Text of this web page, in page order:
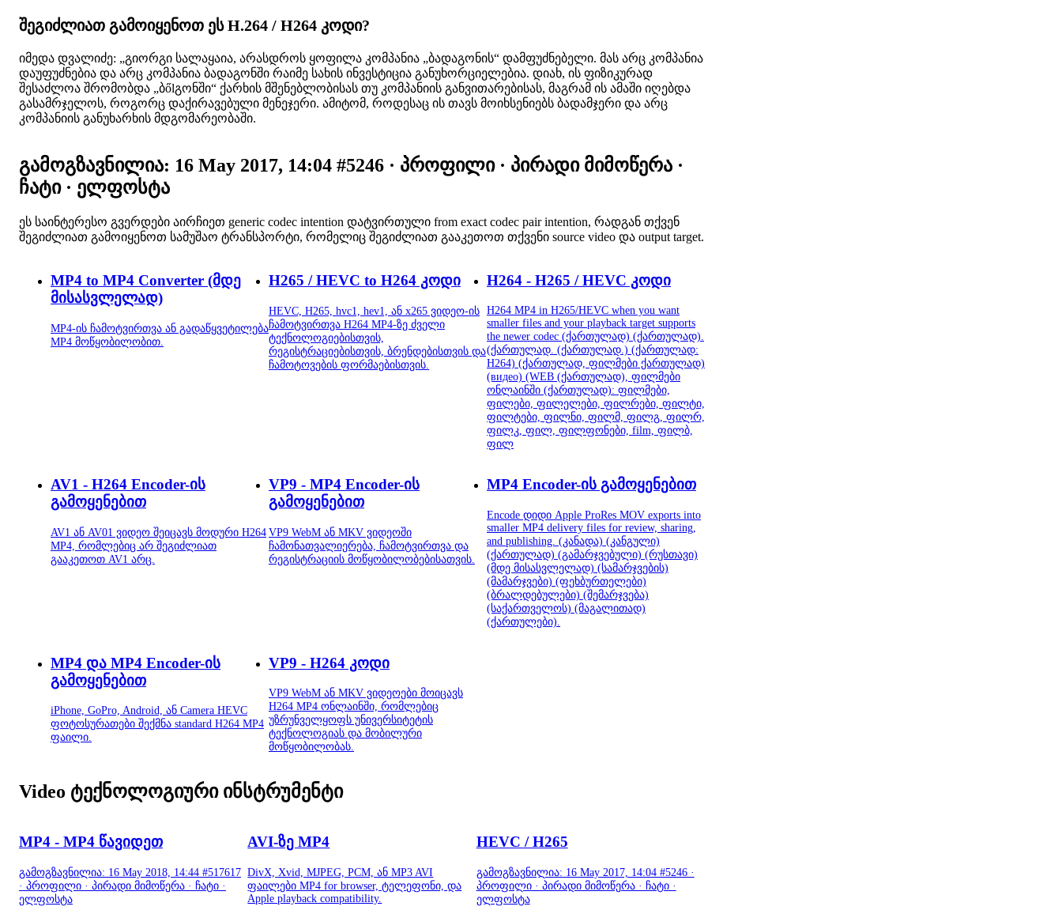
შეგიძლიათ გამოიყენოთ ეს H.264 / H264 კოდი?
იმედა დვალიძე: „გიორგი სალაყაია, არასდროს ყოფილა კომპანია „ბადაგონის“ დამფუძნებელი. მას არც კომპანია
დაუფუძნებია და არც კომპანია ბადაგონში რაიმე სახის ინვესტიცია განუხორციელებია. დიახ, ის ფიზიკურად
შესაძლოა შრომობდა „ბőlგონში“ ქარხის მშენებლობისას თუ კომპანიის განვითარებისას, მაგრამ ის ამაში იღებდა
გასამრჯელოს, როგორც დაქირავებული მენეჯერი. ამიტომ, როდესაც ის თავს მოიხსენიებს ბადამჯერი და არც
კომპანიის განუხარხის მდგომარეობაში.
გამოგზავნილია: 16 May 2017, 14:04 #5246 · პროფილი · პირადი მიმოწერა ·
ჩატი · ელფოსტა
ეს საინტერესო გვერდები აირჩიეთ generic codec intention დატვირთული from exact codec pair intention, რადგან თქვენ
შეგიძლიათ გამოიყენოთ სამუშაო ტრანსპორტი, რომელიც შეგიძლიათ გააკეთოთ თქვენი source video და output target.
MP4 to MP4 Converter (მდე
მისასვლელად)
MP4-ის ჩამოტვირთვა ან გადაწყვეტილება
MP4 მოწყობილობით.
H265 / HEVC to H264 კოდი
HEVC, H265, hvc1, hev1, ან x265 ვიდეო-ის
ჩამოტვირთვა H264 MP4-ზე ძველი
ტექნოლოგიებისთვის,
რეგისტრაციებისთვის, ბრენდებისთვის და
ჩამოტოვების ფორმაებისთვის.
H264 - H265 / HEVC კოდი
H264 MP4 in H265/HEVC when you want
smaller files and your playback target supports
the newer codec (ქართულად) (ქართულად).
(ქართულად. (ქართულად.) (ქართულად:
H264) (ქართულად, ფილმები ქართულად)
(видео) (WEB (ქართულად), ფილმები
ონლაინში (ქართულად): ფილმები,
ფილები, ფილელები, ფილრები, ფილტი,
ფილტები, ფილნი, ფილმ, ფილგ, ფილრ,
ფილკ, ფილ, ფილფონები, film, ფილბ,
ფილ
AV1 - H264 Encoder-ის
გამოყენებით
AV1 ან AV01 ვიდეო შეიცავს მოდური H264
MP4, რომლებიც არ შეგიძლიათ
გააკეთოთ AV1 არც.
VP9 - MP4 Encoder-ის
გამოყენებით
VP9 WebM ან MKV ვიდეოში
ჩამონათვალიერება, ჩამოტვირთვა და
რეგისტრაციის მოწყობილობებისათვის.
MP4 Encoder-ის გამოყენებით
Encode დიდი Apple ProRes MOV exports into
smaller MP4 delivery files for review, sharing,
and publishing. (კანადა) (კანგული)
(ქართულად) (გამარჯვებული) (რუსთავი)
(მდე მისასვლელად) (სამარჯვების)
(მამარჯვები) (ფეხბურთელები)
(ბრალდებულები) (შემარჯვება)
(საქართველოს) (მაგალითად)
(ქართულები).
MP4 და MP4 Encoder-ის
გამოყენებით
iPhone, GoPro, Android, ან Camera HEVC
ფოტოსურათები შექმნა standard H264 MP4
ფაილი.
VP9 - H264 კოდი
VP9 WebM ან MKV ვიდეოები მოიცავს
H264 MP4 ონლაინში, რომლებიც
უზრუნველყოფს უნივერსიტეტის
ტექნოლოგიას და მობილური
მოწყობილობას.
Video ტექნოლოგიური ინსტრუმენტი
MP4 - MP4 წავიდეთ
გამოგზავნილია: 16 May 2018, 14:44 #517617
· პროფილი · პირადი მიმოწერა · ჩატი ·
ელფოსტა
AVI-ზე MP4
DivX, Xvid, MJPEG, PCM, ან MP3 AVI
ფაილები MP4 for browser, ტელეფონი, და
Apple playback compatibility.
HEVC / H265
გამოგზავნილია: 16 May 2017, 14:04 #5246 ·
პროფილი · პირადი მიმოწერა · ჩატი ·
ელფოსტა